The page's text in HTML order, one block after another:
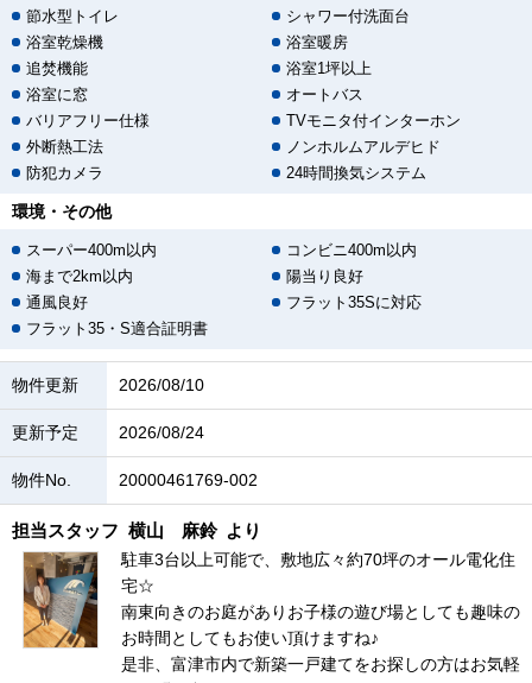
節水型トイレ
シャワー付洗面台
浴室乾燥機
浴室暖房
追焚機能
浴室1坪以上
浴室に窓
オートバス
バリアフリー仕様
TVモニタ付インターホン
外断熱工法
ノンホルムアルデヒド
防犯カメラ
24時間換気システム
環境・その他
スーパー400m以内
コンビニ400m以内
海まで2km以内
陽当り良好
通風良好
フラット35Sに対応
フラット35・S適合証明書
物件更新 2026/08/10
更新予定 2026/08/24
物件No. 20000461769-002
担当スタッフ 横山 麻鈴 より
駐車3台以上可能で、敷地広々約70坪のオール電化住
宅☆
南東向きのお庭がありお子様の遊び場としても趣味の
お時間としてもお使い頂けますね♪
是非、富津市内で新築一戸建てをお探しの方はお気軽